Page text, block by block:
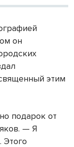
он
этим
подарок от
— Я
Этого